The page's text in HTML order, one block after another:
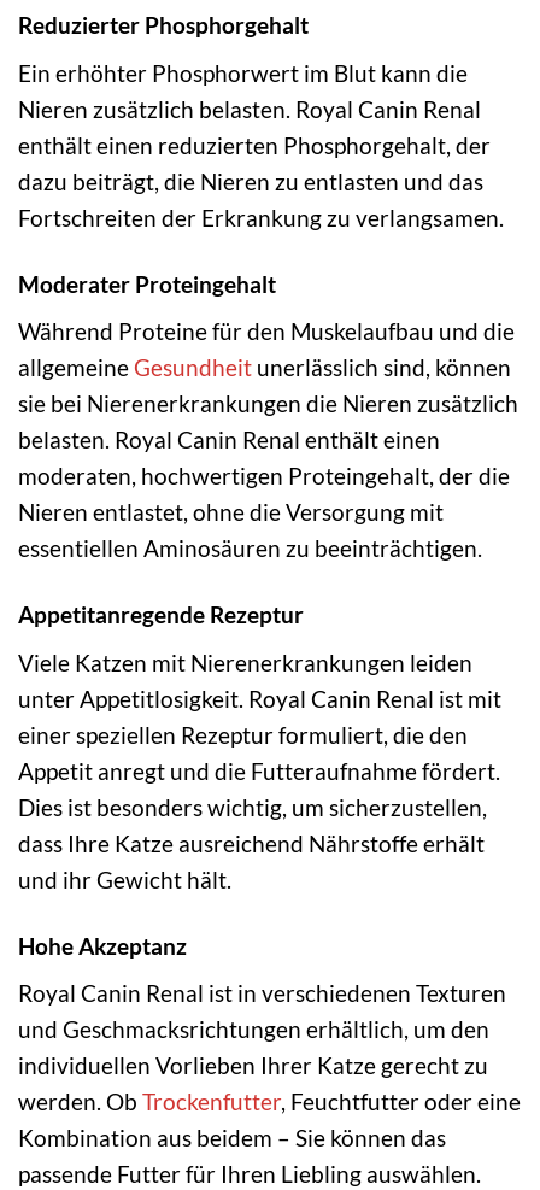
Reduzierter Phosphorgehalt
Ein erhöhter Phosphorwert im Blut kann die
Nieren zusätzlich belasten. Royal Canin Renal
enthält einen reduzierten Phosphorgehalt, der
dazu beiträgt, die Nieren zu entlasten und das
Fortschreiten der Erkrankung zu verlangsamen.
Moderater Proteingehalt
Während Proteine für den Muskelaufbau und die
allgemeine Gesundheit unerlässlich sind, können
sie bei Nierenerkrankungen die Nieren zusätzlich
belasten. Royal Canin Renal enthält einen
moderaten, hochwertigen Proteingehalt, der die
Nieren entlastet, ohne die Versorgung mit
essentiellen Aminosäuren zu beeinträchtigen.
Appetitanregende Rezeptur
Viele Katzen mit Nierenerkrankungen leiden
unter Appetitlosigkeit. Royal Canin Renal ist mit
einer speziellen Rezeptur formuliert, die den
Appetit anregt und die Futteraufnahme fördert.
Dies ist besonders wichtig, um sicherzustellen,
dass Ihre Katze ausreichend Nährstoffe erhält
und ihr Gewicht hält.
Hohe Akzeptanz
Royal Canin Renal ist in verschiedenen Texturen
und Geschmacksrichtungen erhältlich, um den
individuellen Vorlieben Ihrer Katze gerecht zu
werden. Ob Trockenfutter, Feuchtfutter oder eine
Kombination aus beidem – Sie können das
passende Futter für Ihren Liebling auswählen.